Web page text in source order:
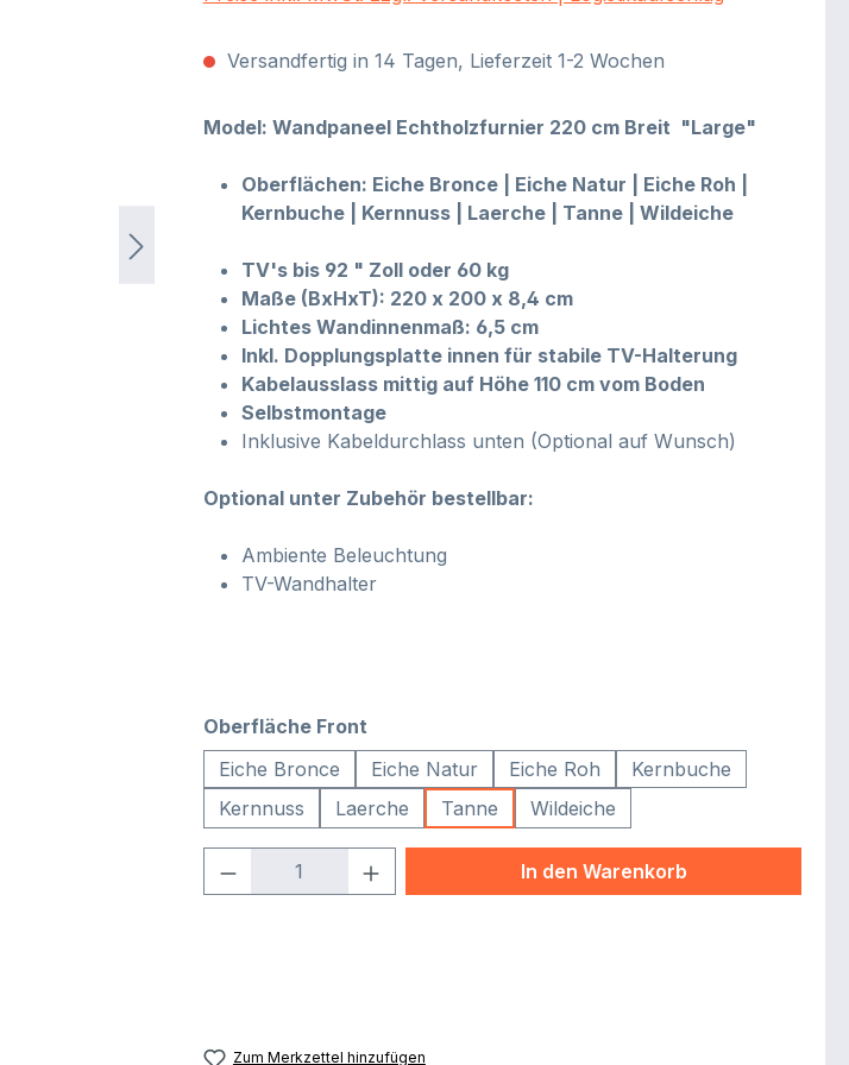
Versandfertig in 14 Tagen, Lieferzeit 1-2 Wochen
Model: Wandpaneel Echtholzfurnier 220 cm Breit "Large"
Oberflächen: Eiche Bronce | Eiche Natur | Eiche Roh |
Kernbuche | Kernnuss | Laerche | Tanne | Wildeiche
TV's bis 92 " Zoll oder 60 kg
Maße (BxHxT): 220 x 200 x 8,4 cm
Lichtes Wandinnenmaß: 6,5 cm
Inkl. Dopplungsplatte innen für stabile TV-Halterung
Kabelausslass mittig auf Höhe 110 cm vom Boden
Selbstmontage
Inklusive Kabeldurchlass unten (Optional auf Wunsch)
Optional unter Zubehör bestellbar:
Ambiente Beleuchtung
TV-Wandhalter
Oberfläche Frontauswählen
Eiche Bronce
Eiche Natur Eiche Roh
Kernbuche
Kernnuss
Laerche Tanne Wildeiche
Produkt Anzahl: Gib den gewünschten Wert
In den Warenkorb
Zum Merkzettel hinzufügen